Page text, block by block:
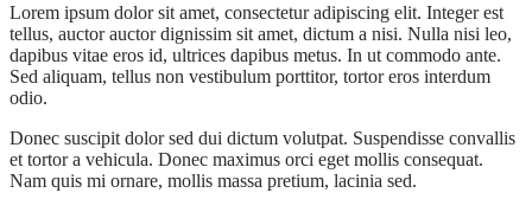
Lorem ipsum dolor sit amet, consectetur adipiscing elit. Integer est
tellus, auctor auctor dignissim sit amet, dictum a nisi. Nulla nisi leo,
dapibus vitae eros id, ultrices dapibus metus. In ut commodo ante.
Sed aliquam, tellus non vestibulum porttitor, tortor eros interdum
odio.
Donec suscipit dolor sed dui dictum volutpat. Suspendisse convallis
et tortor a vehicula. Donec maximus orci eget mollis consequat.
Nam quis mi ornare, mollis massa pretium, lacinia sed.